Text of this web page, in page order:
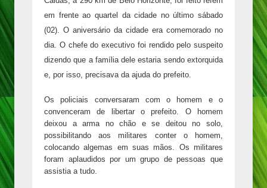
em frente ao quartel da cidade no último sábado
(02). O aniversário da cidade era comemorado no
dia. O chefe do executivo foi rendido pelo suspeito
dizendo que a família dele estaria sendo extorquida
e, por isso, precisava da ajuda do prefeito.
Os policiais conversaram com o homem e o
convenceram de libertar o prefeito. O homem
deixou a arma no chão e se deitou no solo,
possibilitando aos militares conter o homem,
colocando algemas em suas mãos. Os militares
foram aplaudidos por um grupo de pessoas que
assistia a tudo.